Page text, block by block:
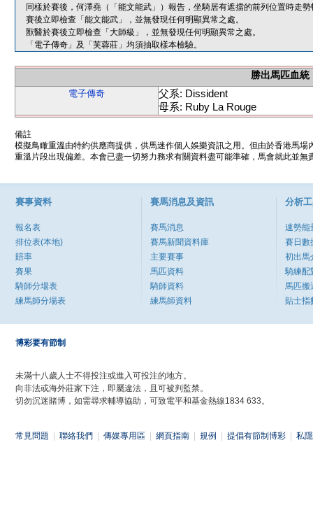
同樣於賽後，何澤堯（「能文能武」）報告，坐騎居有遮擋的前列位置時走
賽後立即檢查「能文能武」，並無發現任何明顯異常之處。
獸醫於賽後立即檢查「大師級」，並無發現任何明顯異常之處。
「電子傳奇」及「芙蓉莊」均須抽取樣本檢驗。
勝出馬匹血統
電子傳奇
父系: Dissident
母系: Ruby La Rouge
備註
模擬鳥瞰重溫由特約供應商提供，供馬迷作個人娛樂資訊之用。但由於香港馬
重溫片段出現偏差。本會已盡一切努力務求有關資料盡可能準確，馬會就此並
賽事資料
報名表
排位表(本地)
賠率
賽果
騎師分場表
練馬師分場表
賽馬消息及資訊
賽馬消息
賽馬新聞資料庫
主要賽事
馬匹資料
騎師資料
練馬師資料
分析
速勢能
賽日數
初出馬
騎練配
馬匹搬
貼士指
博彩要有節制
未滿十八歲人士不得投注或進入可投注的地方。
向非法或海外莊家下注，即屬違法，且可被判監禁。
切勿沉迷賭博，如需尋求輔導協助，可致電平和基金熱線1834 633。
常見問題 聯絡我們 傳媒專用區 網頁指南 規例 提倡有節制博彩 私